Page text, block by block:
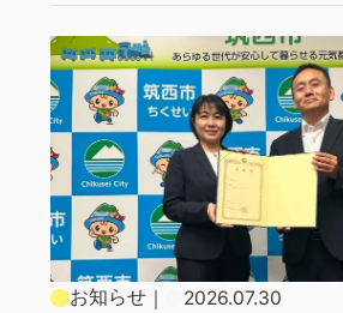
お知らせ｜ 2026.07.30